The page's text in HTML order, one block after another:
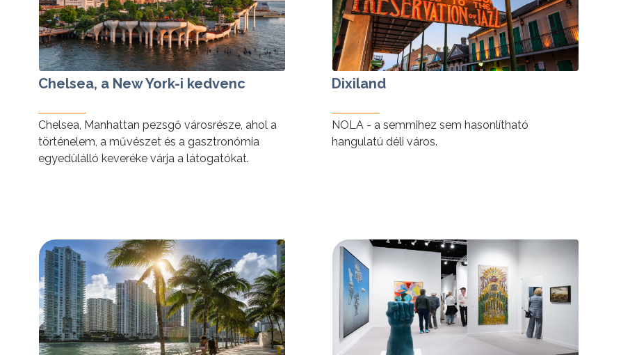
Chelsea, a New York-i kedvenc
Chelsea, Manhattan pezsgő városrésze, ahol a
történelem, a művészet és a gasztronómia
egyedülálló keveréke várja a látogatókat.
Dixiland
NOLA - a semmihez sem hasonlítható
hangulatú déli város.